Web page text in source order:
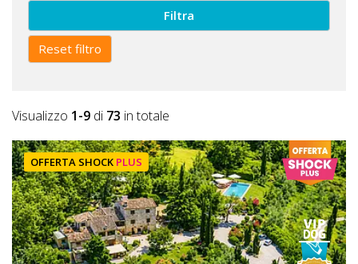
Filtra
Reset filtro
Visualizzo 1-9 di 73 in totale
OFFERTA SHOCK PLUS